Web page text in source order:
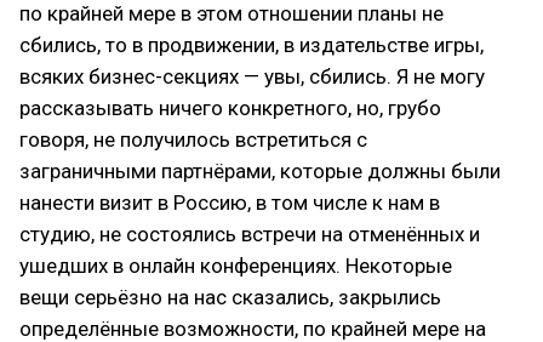
по крайней мере в этом отношении планы не
сбились, то в продвижении, в издательстве игры,
всяких бизнес-секциях — увы, сбились. Я не могу
рассказывать ничего конкретного, но, грубо
говоря, не получилось встретиться с
заграничными партнёрами, которые должны были
нанести визит в Россию, в том числе к нам в
студию, не состоялись встречи на отменённых и
ушедших в онлайн конференциях. Некоторые
вещи серьёзно на нас сказались, закрылись
определённые возможности, по крайней мере на